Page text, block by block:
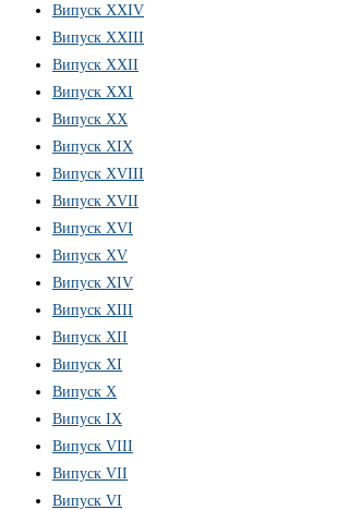
Випуск XXIV
Випуск XXIII
Випуск XXII
Випуск XXI
Випуск XX
Випуск XIX
Випуск XVIII
Випуск XVII
Випуск XVI
Випуск XV
Випуск XIV
Випуск XIII
Випуск XII
Випуск XI
Випуск X
Випуск IX
Випуск VIII
Випуск VII
Випуск VI